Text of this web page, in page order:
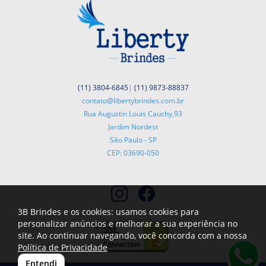
(11) 3804-6845| (11) 9873-88837
contato@libertybrindes.com.br
Rua Augustin Louis Cauchy,93
Jardim Nordest
São Paulo - SP
CEP: 03690-050
3B Brindes e os cookies: usamos cookies para
personalizar anúncios e melhorar a sua experiência no
site. Ao continuar navegando, você concorda com a nossa
Política de Privacidade
Entendi